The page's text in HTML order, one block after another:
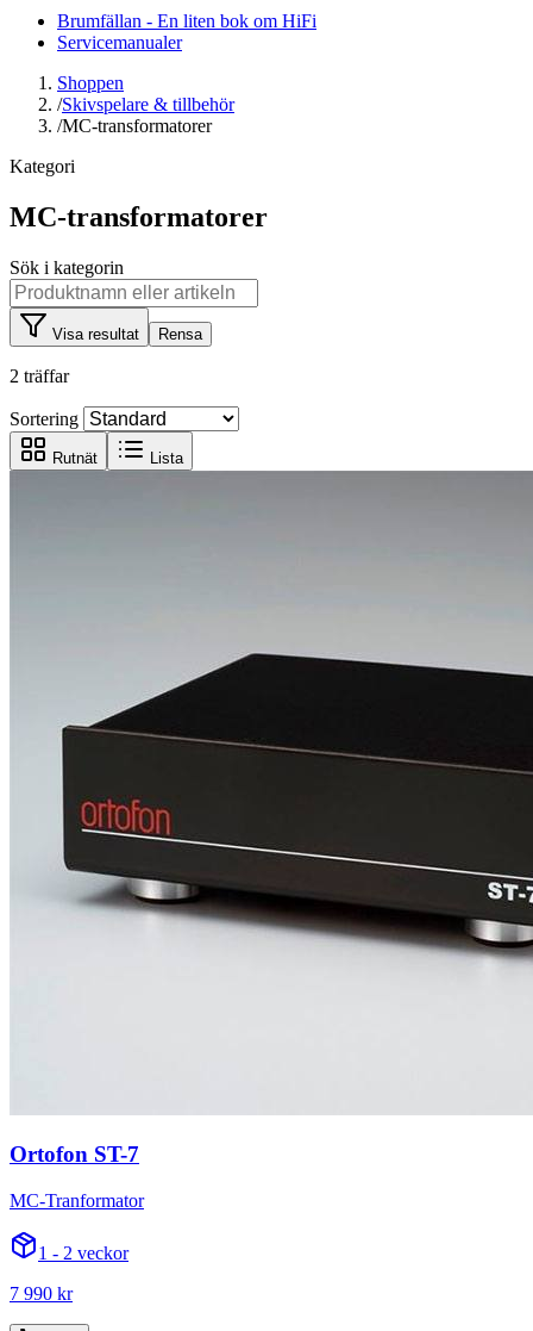
Brumfällan - En liten bok om HiFi
Servicemanualer
Shoppen
/Skivspelare & tillbehör
/MC-transformatorer
Kategori
MC-transformatorer
Sök i kategorin
Visa resultat Rensa
2 träffar
Sortering
Rutnät Lista
Ortofon ST-7
MC-Tranformator
1 - 2 veckor
7 990 kr